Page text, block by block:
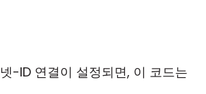
-ID 연결이 설정되면, 이 코드는